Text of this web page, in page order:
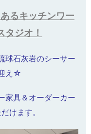
るキッチンワー
タジオ！
球石灰岩のシーサー
え☆
家具＆オーダーカー
けます。